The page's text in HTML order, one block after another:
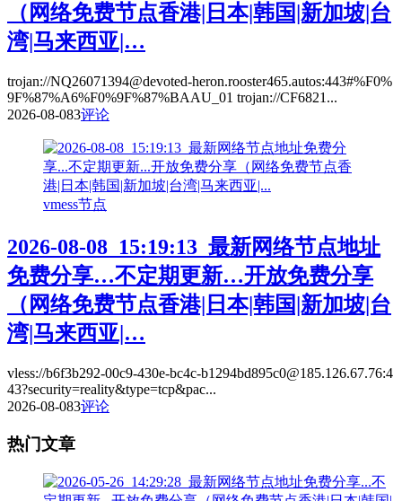
（网络免费节点香港|日本|韩国|新加坡|台
湾|马来西亚|…
trojan://NQ26071394@devoted-heron.rooster465.autos:443#%F0%
9F%87%A6%F0%9F%87%BAAU_01 trojan://CF6821...
2026-08-083评论
vmess节点
2026-08-08_15:19:13_最新网络节点地址
免费分享…不定期更新…开放免费分享
（网络免费节点香港|日本|韩国|新加坡|台
湾|马来西亚|…
vless://b6f3b292-00c9-430e-bc4c-b1294bd895c0@185.126.67.76:4
43?security=reality&type=tcp&pac...
2026-08-083评论
热门文章